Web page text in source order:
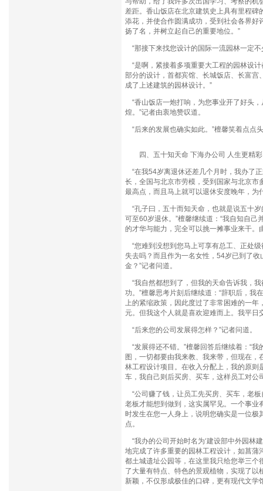
差距。香山饭店在北京建筑史上具有里程
添花，并使合作圆满成功，受到社会各界
扬了名，并树立起自己的重要地位。”
“那接下来找您设计的国际一流园林一定不
“是啊，紧接着多项重要大工程的园林设
部分的设计，首都宾馆、长城饭店、长富
成了上述建筑的园林设计。”
“香山饭店一炮打响，为您事业开了好头
煌。”记者由衷地赞叹道。
“后来的发展也确实如此。”檀馨笑着点点
四、五十知天命 下海办公司 人生更精彩
“在我54岁离退休还差几个月时，我办了
长，全国与北京市劳模，受到国家与北京
最高点，而且马上就可以退休安度晚年，为
“孔子曰，五十而知天命，也就是说五十
可至60岁退休。”檀馨继续道：“我自知自
的才华与能力，完全可以挑一摊事业来干。
“您难到没想到您马上可享有总工、正处
失去吗？而且作为一名女性，54岁已到了
金？”记者问道。
“我自然都想到了，但我的天命告诉我，
功。”檀馨思考片刻后继续道：“辞职后，
上的紧缩政策，因此度过了非常困难的一
元。但我这个人就是喜欢迎难而上。我平
“后来您的公司发展得怎样？”记者问道。
“发展得还不错。”檀馨回答后继续着：“
图，一切都要由我来教、我来带，但现在
林工程设计项目。在收入分配上，我的原则是
车，我自己则后买房、买车，这样员工对公
“公司赚了钱，让员工先买房、买车，老
老板才能想到做到，这实属罕见。一个事
时发生在您一人身上，说明您确实是一位
点。
“我办的公司开始时名为‘建设部中外园林
地完成了许多重要的园林工程设计，如菖
都土城遗址公园等，在这里我只给您举三个
了大量有特点、特色的景观植物，实现了
新颖，不仅形成极佳的口碑，更有现代文